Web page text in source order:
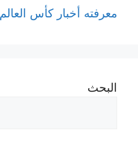
معرفته أخبار كأس العالم 2026
البحث